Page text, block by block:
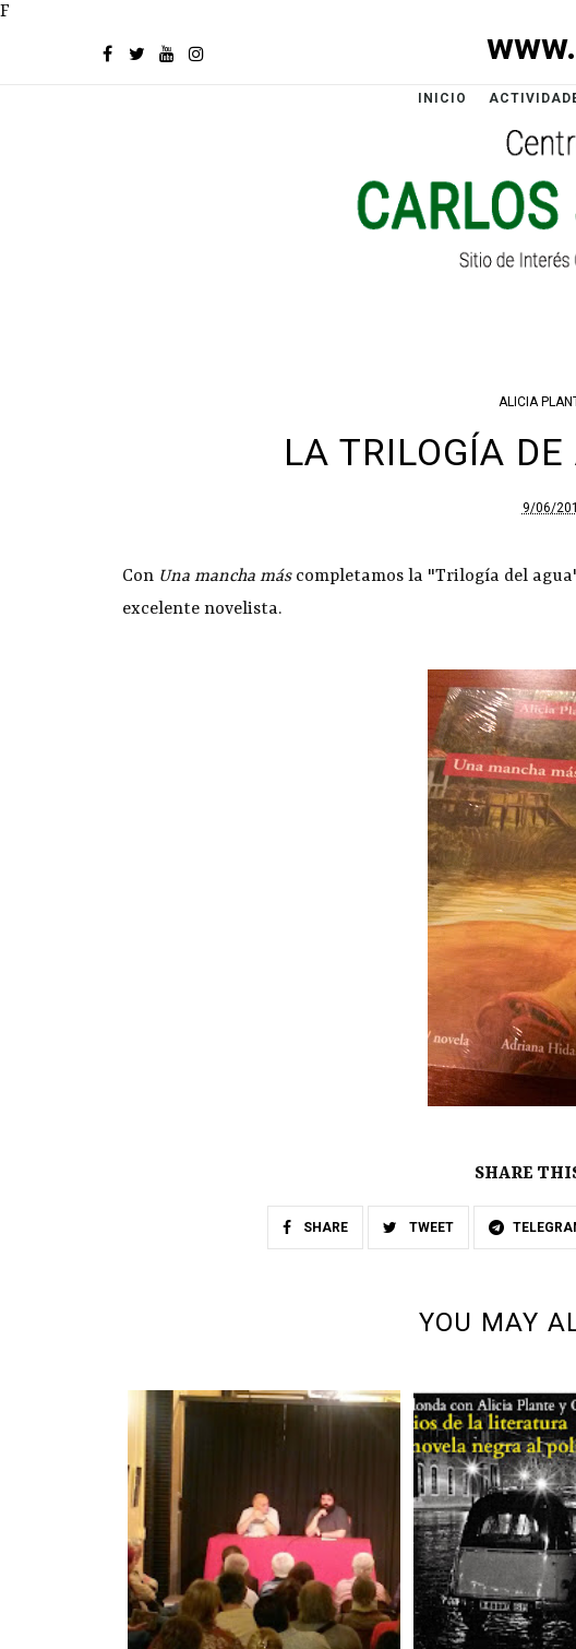
F
INICIO
ALICIA
LA TRILOGÍA
9/06/
Con Una mancha máscompletamos la "Trilogía del
excelente novelista.
SHARE
SHARE TWEET
YOU MAY